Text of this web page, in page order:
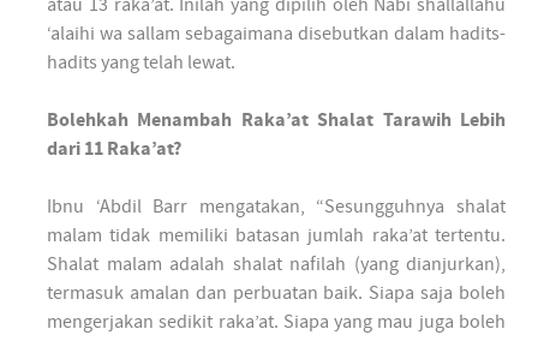
atau 13 raka’at. Inilah yang dipilih oleh Nabi shallallahu
‘alaihi wa sallam sebagaimana disebutkan dalam hadits-
hadits yang telah lewat.
Bolehkah Menambah Raka’at Shalat Tarawih Lebih
dari 11 Raka’at?
Ibnu ‘Abdil Barr mengatakan, “Sesungguhnya shalat
malam tidak memiliki batasan jumlah raka’at tertentu.
Shalat malam adalah shalat nafilah (yang dianjurkan),
termasuk amalan dan perbuatan baik. Siapa saja boleh
mengerjakan sedikit raka’at. Siapa yang mau juga boleh